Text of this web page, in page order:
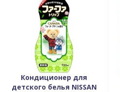
Кондиционер для
детского белья NISSAN